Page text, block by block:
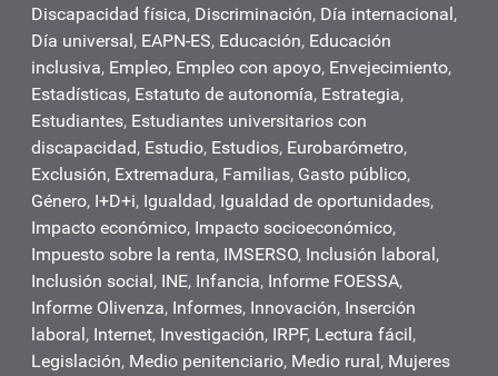
Discapacidad física, Discriminación, Día internacional ,
Día universal , EAPN-ES, Educación, Educación
inclusiva, Empleo, Empleo con apoyo, Envejecimiento,
Estadísticas, Estatuto de autonomía, Estrategia,
Estudiantes, Estudiantes universitarios con
discapacidad, Estudio, Estudios, Eurobarómetro,
Exclusión, Extremadura, Familias, Gasto público,
Género, I+D+i, Igualdad, Igualdad de oportunidades,
Impacto económico, Impacto socioeconómico,
Impuesto sobre la renta, IMSERSO, Inclusión laboral ,
Inclusión social , INE, Infancia, Informe FOESSA,
Informe Olivenza, Informes, Innovación, Inserción
laboral , Internet, Investigación, IRPF, Lectura fácil ,
Legislación, Medio penitenciario, Medio rural , Mujeres